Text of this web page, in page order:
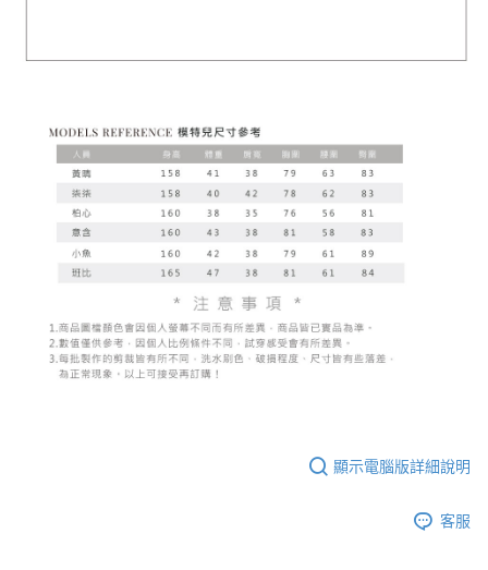
顯示電腦版詳細說明
客服